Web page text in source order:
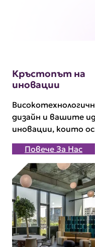
Кръстопът на
иновации
дизайн и вашите
иновации, които
Повече За Нас